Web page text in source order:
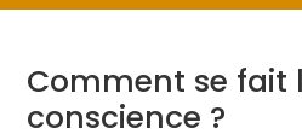
Comment se fait
conscience ?